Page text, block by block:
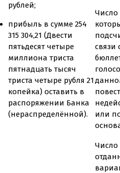
рублей;
прибыль в сумме 254
315 304,21 (Двести
пятьдесят четыре
миллиона триста
пятнадцать тысяч
триста четыре рубля 21
копейка) оставить в
распоряжении Банка
(нераспределённой).
Число
связи
или
Число